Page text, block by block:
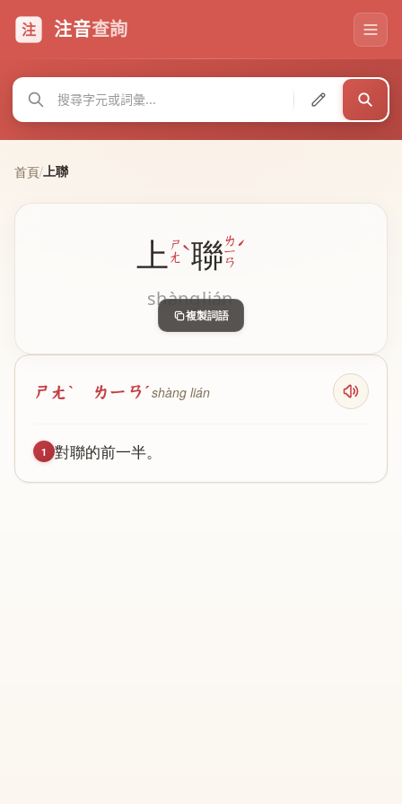
注 注音查詢
首頁/上聯
上 ㄕ
ㄤˋ
shàng
聯ㄌ
ㄧ
ㄢ
ˊ
lián
複製詞語
ㄕㄤˋ ㄌㄧㄢˊshàng lián
1 對聯的前一半。